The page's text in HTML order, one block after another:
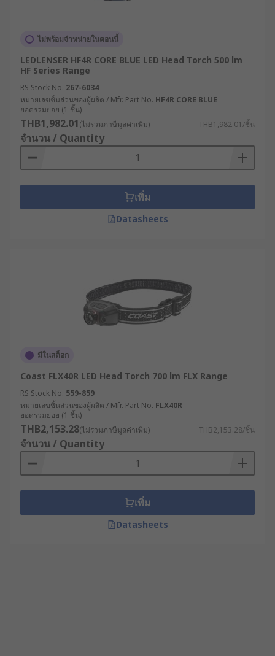
ไม่พร้อมจำหน่ายในตอนนี้
LEDLENSER HF4R CORE BLUE LED Head Torch 500 lm
HF Series Range
RS Stock No. 267-6034
หมายเลขชิ้นส่วนของผู้ผลิต / Mfr. Part No. HF4R CORE BLUE
ยอดรวมย่อย (1 ชิ้น)
THB1,982.01(ไม่รวมภาษีมูลค่าเพิ่ม) THB1,982.01/ชิ้น
จำนวน / Quantity
เพิ่ม
Datasheets
มีในสต็อก
Coast FLX40R LED Head Torch 700 lm FLX Range
RS Stock No. 559-859
หมายเลขชิ้นส่วนของผู้ผลิต / Mfr. Part No. FLX40R
ยอดรวมย่อย (1 ชิ้น)
THB2,153.28(ไม่รวมภาษีมูลค่าเพิ่ม) THB2,153.28/ชิ้น
จำนวน / Quantity
เพิ่ม
Datasheets